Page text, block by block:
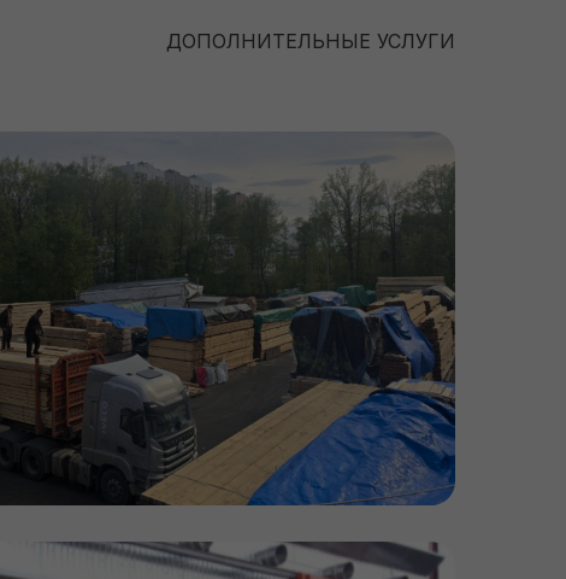
ДОПОЛНИТЕЛЬНЫЕ УСЛУГИ